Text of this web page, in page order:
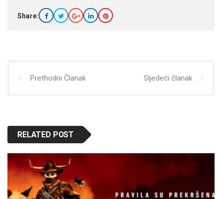
Share:
Prethodni Članak Sljedeći članak
RELATED POST